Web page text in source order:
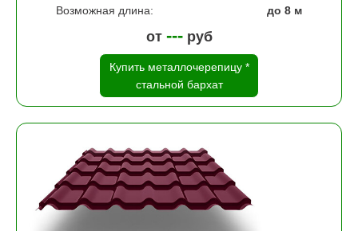
Возможная длина:
до 8 м
от ---руб
Купить металлочерепицу *
стальной бархат